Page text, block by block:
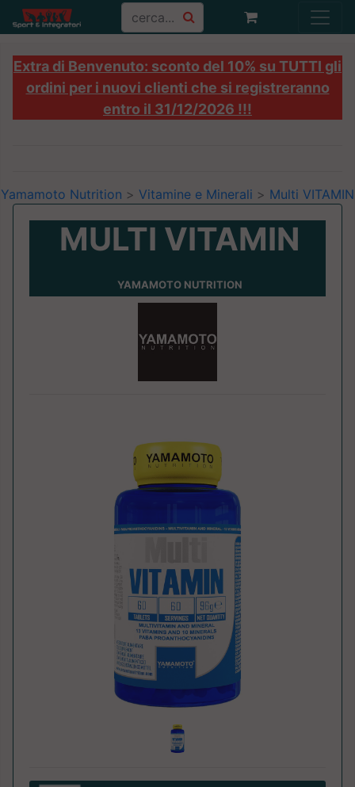
Extra di Benvenuto: sconto del 10% su TUTTI gli
ordini per i nuovi clienti che si registreranno
entro il 31/12/2026 !!!
Yamamoto Nutrition > Vitamine e Minerali > Multi VITAMIN
MULTI VITAMIN
YAMAMOTO NUTRITION